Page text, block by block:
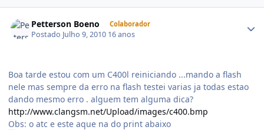
Petterson Boeno Colaborador
Postado Julho 9, 2010 16 anos
Boa tarde estou com um C400l reiniciando ...mando a flash
nele mas sempre da erro na flash testei varias ja todas estao
dando mesmo erro . alguem tem alguma dica?
http://www.clangsm.net/Upload/images/c400.bmp
Obs: o atc e este aque na do print abaixo